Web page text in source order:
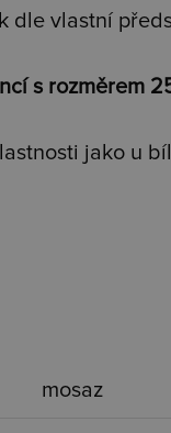
dle vlastní
s rozměrem
jako u
mosaz